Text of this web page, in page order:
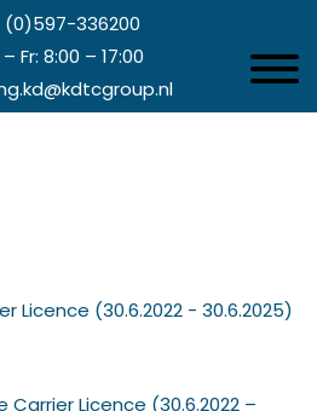
(0)597-336200
Fr: 8:00 – 17:00
Licence (30.6.2022 - 30.6.2025)
Carrier Licence (30.6.2022 –